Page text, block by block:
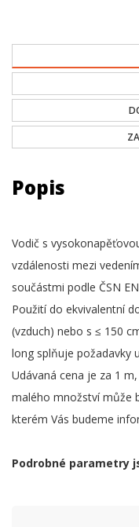
Popis
Vodič s
vzdálenosti mezi
součástmi podle ČSN
Použití do ekvivalentní
(vzduch) nebo s ≤ 150
long splňuje požadavky
Udávaná cena je za 1
malého množství může
kterém Vás budeme
Podrobné parametry